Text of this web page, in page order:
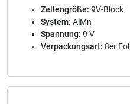
Zellengröße: 9V-Block
System: AlMn
Spannung: 9 V
Verpackungsart: 8er